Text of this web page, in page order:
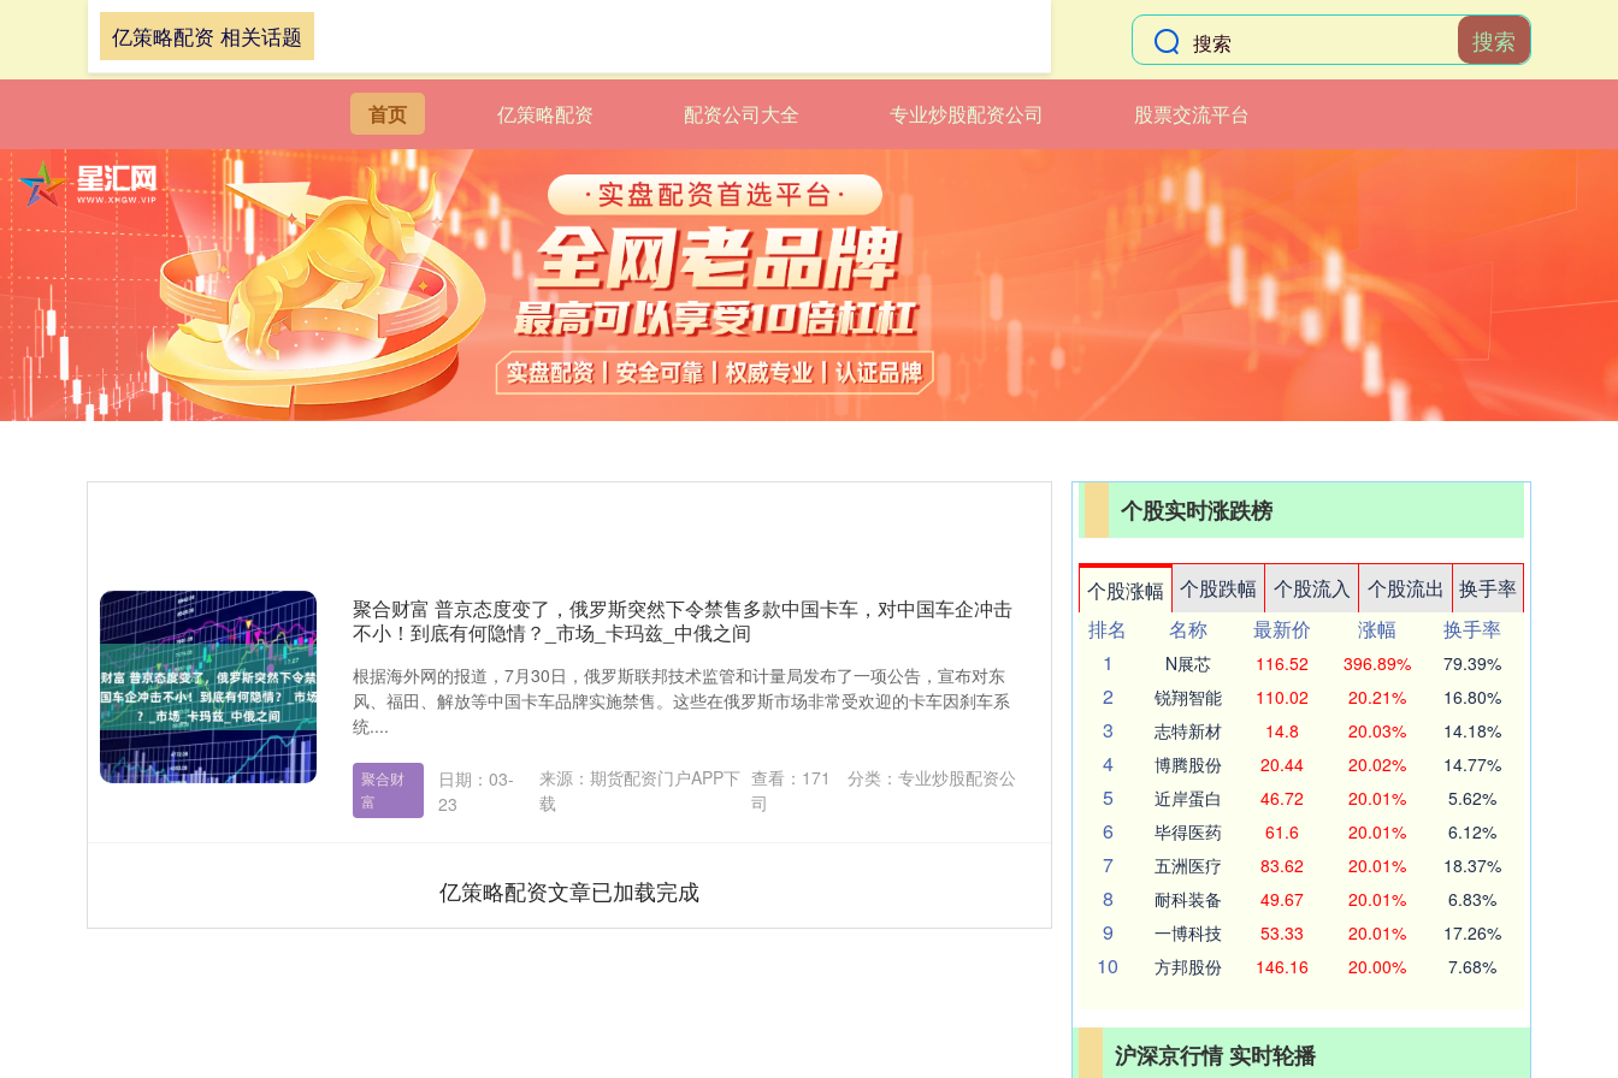
搜索
首页 亿策略配资 配资公司大全 专业炒股配资公司 股票交流平台
亿策略配资 相关话题
聚合财富 普京态度变了，俄罗斯突然下令禁售多款中国卡车，对中国车企冲击
不小！到底有何隐情？_市场_卡玛兹_中俄之间
根据海外网的报道，7月30日，俄罗斯联邦技术监管和计量局发布了一项公告，宣布对东
风、福田、解放等中国卡车品牌实施禁售。这些在俄罗斯市场非常受欢迎的卡车因刹车系
统....
聚合财
富
日期：03-
23
来源：期货配资门户APP下
载
查看： 171 分类： 专业炒股配资公
司
亿策略配资文章已加载完成
个股实时涨跌榜
个股涨幅 个股跌幅 个股流入 个股流出
换手率
排名
名称 最新价 涨幅
换手率
1
N展芯 116.52 396.89% 79.39%
2 锐翔智能 110.02 20.21% 16.80%
3 志特新材 14.8 20.03% 14.18%
4 博腾股份 20.44 20.02% 14.77%
5 近岸蛋白 46.72 20.01% 5.62%
6 毕得医药 61.6 20.01% 6.12%
7 五洲医疗 83.62 20.01% 18.37%
8 耐科装备 49.67 20.01% 6.83%
9 一博科技 53.33 20.01% 17.26%
10 方邦股份 146.16 20.00% 7.68%
沪深京行情 实时轮播